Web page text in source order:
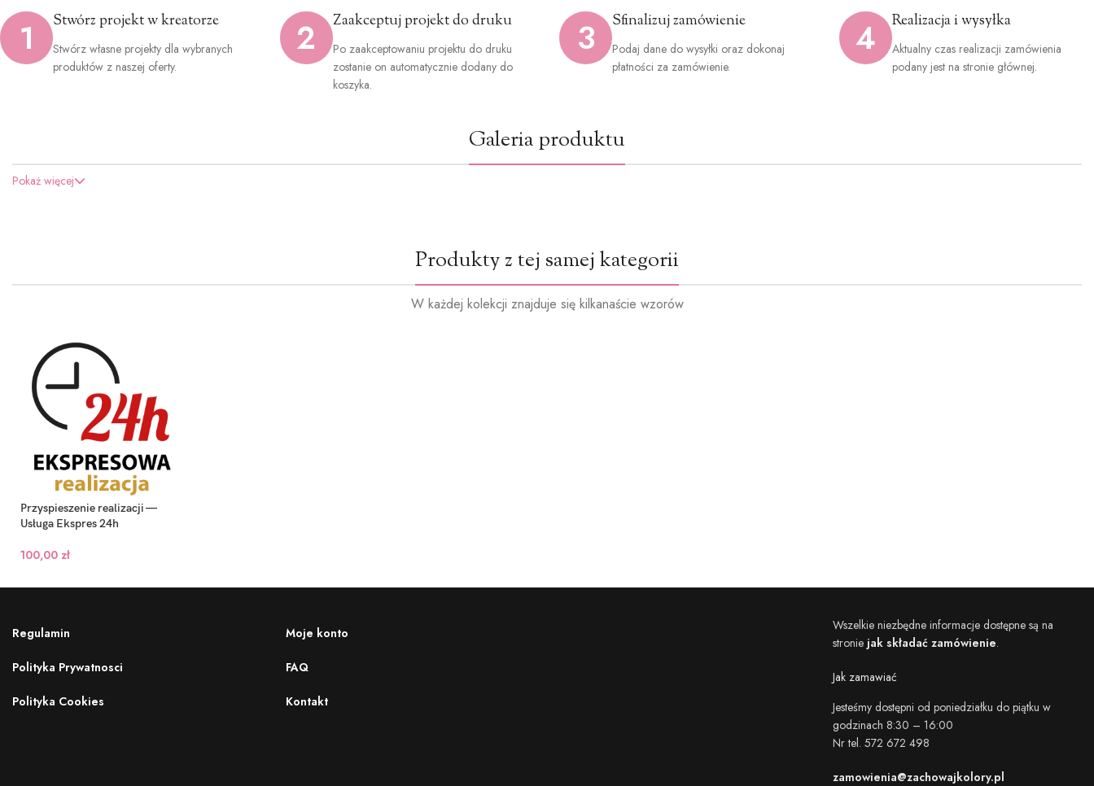
1 Stwórz projekt w kreatorze
Stwórz własne projekty dla wybranych
produktów z naszej oferty.
2 Zaakceptuj projekt do druku
Po zaakceptowaniu projektu do druku
zostanie on automatycznie dodany do
koszyka.
3 Sfinalizuj zamówienie
Podaj dane do wysyłki oraz dokonaj
płatności za zamówienie.
4 Realizacja i wysyłka
Aktualny czas realizacji zamówienia
podany jest na stronie głównej.
Galeria produktu
Pokaż więcej
Produkty z tej samej kategorii
W każdej kolekcji znajduje się kilkanaście wzorów
Przyspieszenie realizacji —
Usługa Ekspres 24h
100,00 zł
Regulamin
Polityka Prywatnosci
Polityka Cookies
Moje konto
FAQ
Kontakt
Wszelkie niezbędne informacje dostępne są na
stronie jak składać zamówienie.
Jak zamawiać
Jesteśmy dostępni od poniedziałku do piątku w
godzinach 8:30 – 16:00
Nr tel. 572 672 498
zamowienia@zachowajkolory.pl